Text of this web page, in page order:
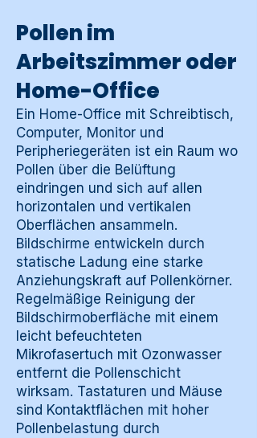
Pollen im
Arbeitszimmer oder
Home-Office
Ein Home-Office mit Schreibtisch,
Computer, Monitor und
Peripheriegeräten ist ein Raum wo
Pollen über die Belüftung
eindringen und sich auf allen
horizontalen und vertikalen
Oberflächen ansammeln.
Bildschirme entwickeln durch
statische Ladung eine starke
Anziehungskraft auf Pollenkörner.
Regelmäßige Reinigung der
Bildschirmoberfläche mit einem
leicht befeuchteten
Mikrofasertuch mit Ozonwasser
entfernt die Pollenschicht
wirksam. Tastaturen und Mäuse
sind Kontaktflächen mit hoher
Pollenbelastung durch